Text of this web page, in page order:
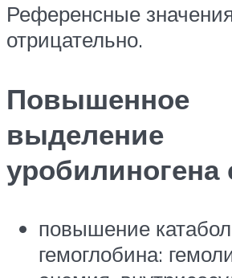
Референсные
отрицательно.
Повышенное
выделение
уробилиногена
повышение
гемоглобина: